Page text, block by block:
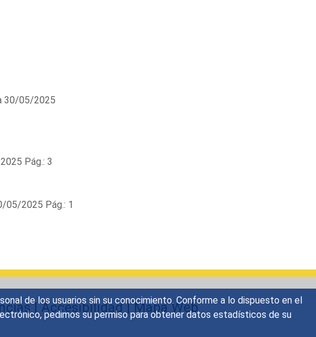
de los usuarios sin su conocimiento. Conforme a lo dispuesto en el
pedimos su permiso para obtener datos estadísticos de su
30/05/2025
Pág.: 3
05/2025 Pág.: 1
|Accesibilidad|Mapa Web